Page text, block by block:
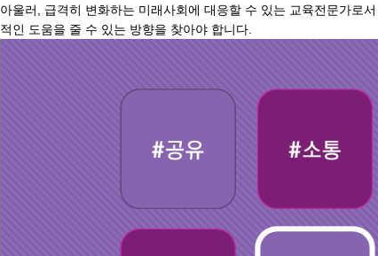
아울러, 급격히 변화하는 미래사회에 대응할 수 있는 교육전문가로
적인 도움을 줄 수 있는 방향을 찾아야 합니다.